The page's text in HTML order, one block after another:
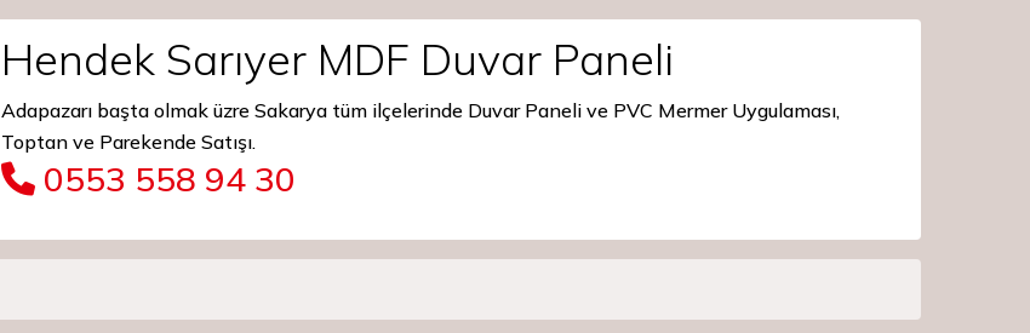
Hendek Sarıyer MDF Duvar Paneli
Adapazarı başta olmak üzre Sakarya tüm ilçelerinde Duvar Paneli ve PVC Mermer Uygulaması,
Toptan ve Parekende Satışı.
0553 558 94 30